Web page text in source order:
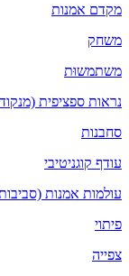
מקדם אמנות
משחק
משתמשוּת
נראות ספציפית
סחבנות
עודף קוגניטיבי
עולמות אמנות
פיתוי
צפייה